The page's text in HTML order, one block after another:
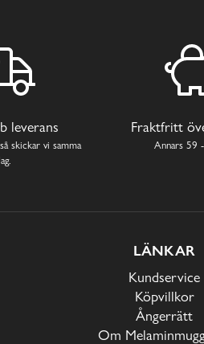
leverans
skickar vi samma
Fraktfritt
Annars 59
LÄNKAR
Kundservice
Köpvillkor
Ångerrätt
Om